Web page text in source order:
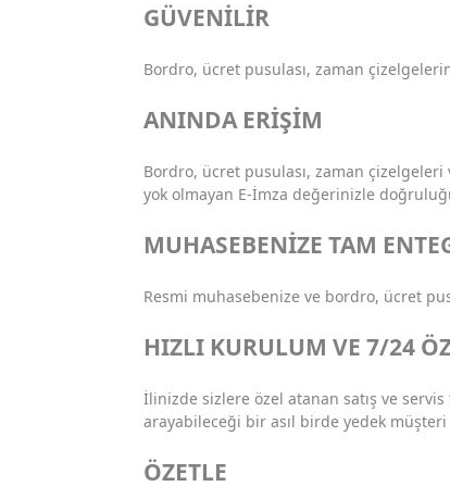
GÜVENİLİR
Bordro, ücret pusulası, zaman
ANINDA ERİŞİM
Bordro, ücret pusulası, zaman
yok olmayan E-İmza değerinizle
MUHASEBENİZE TAM
Resmi muhasebenize ve bordro, ücret
HIZLI KURULUM VE 7/24
İlinizde sizlere özel atanan satış ve
arayabileceği bir asıl birde yedek müşteri
ÖZETLE